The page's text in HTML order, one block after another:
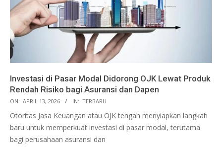
Investasi di Pasar Modal Didorong OJK Lewat Produk
Rendah Risiko bagi Asuransi dan Dapen
ON: APRIL 13, 2026 IN: TERBARU
Otoritas Jasa Keuangan atau OJK tengah menyiapkan langkah
baru untuk memperkuat investasi di pasar modal, terutama
bagi perusahaan asuransi dan